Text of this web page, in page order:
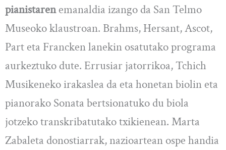
pianistarenemanaldia izango da San Telmo
Museoko klaustroan. Brahms, Hersant, Ascot,
Part eta Francken lanekin osatutako programa
aurkeztuko dute. Errusiar jatorrikoa, Tchich
Musikeneko irakaslea da eta honetan biolin eta
pianorako Sonata bertsionatuko du biola
jotzeko transkribatutako txikienean. Marta
Zabaleta donostiarrak, nazioartean ospe handia